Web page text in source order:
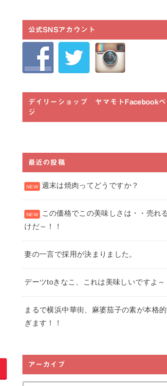
公式SNSアカウント
デイリーショップ ヤマモトFacebookペ
ジ
最近の投稿
週末は焼肉ってどうですか？
この価格でこの美味しさは・・売れ
けだ～！！
妻の一言で採用が決まりました。
デーツtoきなこ、これは美味しいですよ～
まるで横浜中華街、麻婆茄子の素が本格
ぎます！！
アーカイブ